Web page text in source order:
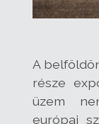
A
része
üzem
európai